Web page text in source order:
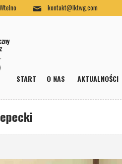
kontakt@lktwg.com
START O NAS AKTUALNOŚCI